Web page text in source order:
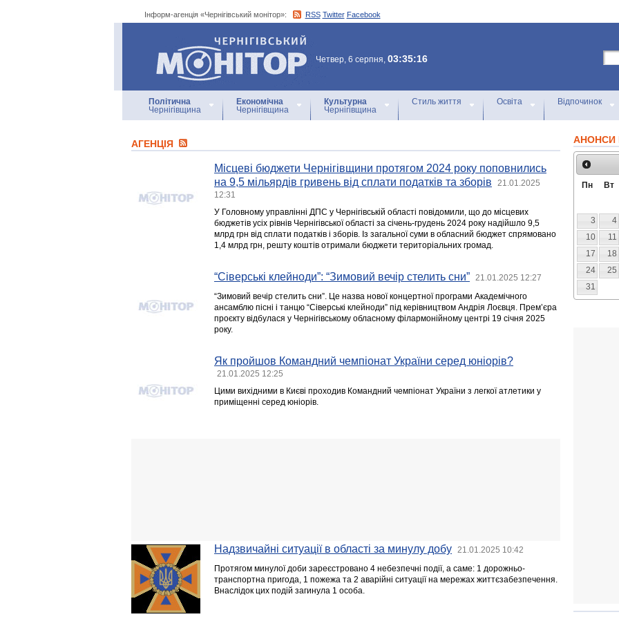
Інформ-агенція «Чернігівський монітор»: RSS Twitter Facebook
Інформ-агенція
«Чернігівський монітор»
Четвер, 6 серпня, 03:35:16
Політична
Чернігівщина
Економічна
Чернігівщина
Культурна
Чернігівщина
Стиль життя Освіта Відпочинок
АГЕНЦIЯ
Місцеві бюджети Чернігівщини протягом 2024 року поповнились
на 9,5 мільярдів гривень від сплати податків та зборів
21.01.2025
12:31
У Головному управлінні ДПС у Чернігівській області повідомили, що до місцевих
бюджетів усіх рівнів Чернігівської області за січень-грудень 2024 року надійшло 9,5
млрд грн від сплати податків і зборів. Із загальної суми в обласний бюджет спрямовано
1,4 млрд грн, решту коштів отримали бюджети територіальних громад.
“Сіверські клейноди”: “Зимовий вечір стелить сни” 21.01.2025 12:27
“Зимовий вечір стелить сни”. Це назва нової концертної програми Академічного
ансамблю пісні і танцю “Сіверські клейноди” під керівництвом Андрія Лоєвця. Прем’єра
проєкту відбулася у Чернігівському обласному філармонійному центрі 19 січня 2025
року.
Як пройшов Командний чемпіонат України серед юніорів?
21.01.2025 12:25
Цими вихідними в Києві проходив Командний чемпіонат України з легкої атлетики у
приміщенні серед юніорів.
Надзвичайні ситуації в області за минулу добу 21.01.2025 10:42
Протягом минулої доби зареєстровано 4 небезпечні події, а саме: 1 дорожньо-
транспортна пригода, 1 пожежа та 2 аварійні ситуації на мережах життєзабезпечення.
Внаслідок цих подій загинула 1 особа.
АНОНСИ
Пн Вт
3
4
10
11
17
18
24
25
31